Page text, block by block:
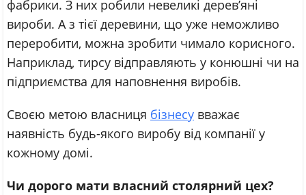
фабрики. З них робили невеликі дерев’яні
вироби. А з тієї деревини, що уже неможливо
переробити, можна зробити чимало корисного.
Наприклад, тирсу відправляють у конюшні чи на
підприємства для наповнення виробів.
Своєю метою власниця бізнесу вважає
наявність будь-якого виробу від компанії у
кожному домі.
Чи дорого мати власний столярний цех?